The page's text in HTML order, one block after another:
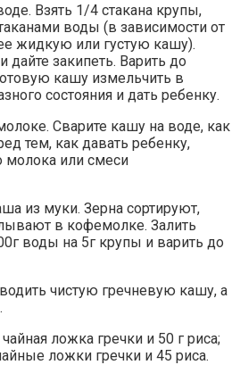
Взять 1/4 стакана крупы,
воды (в зависимости от
жидкую или густую кашу).
закипеть. Варить до
кашу измельчить в
состояния и дать ребенку.
Сварите кашу на воде, как
тем, как давать ребенку,
молока или смеси
из муки. Зерна сортируют,
в кофемолке. Залить
воды на 5г крупы и варить до
чистую гречневую кашу, а
ложка гречки и 50 г риса;
ложки гречки и 45 риса.